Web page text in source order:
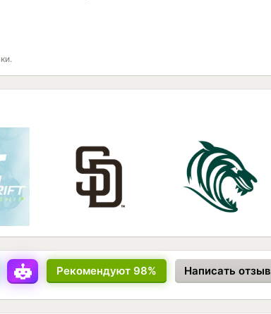
Написать отзыв
Рекомендуют 98%